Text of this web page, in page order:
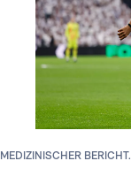
MEDIZINISCHER BERICHT.